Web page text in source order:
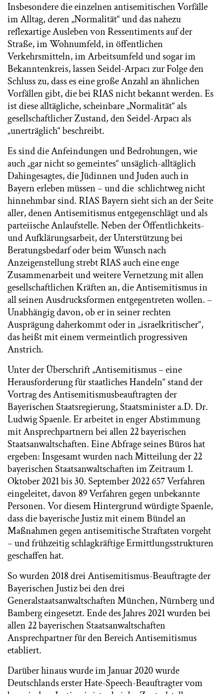
Insbesondere die einzelnen antisemitischen Vorfälle
im Alltag, deren „Normalität“ und das nahezu
reflexartige Ausleben von Ressentiments auf der
Straße, im Wohnumfeld, in öffentlichen
Verkehrsmitteln, im Arbeitsumfeld und sogar im
Bekanntenkreis, lassen Seidel-Arpacı zur Folge den
Schluss zu, dass es eine große Anzahl an ähnlichen
Vorfällen gibt, die bei RIAS nicht bekannt werden. Es
ist diese alltägliche, scheinbare „Normalität“ als
gesellschaftlicher Zustand, den Seidel-Arpacı als
„unerträglich“ beschreibt.
Es sind die Anfeindungen und Bedrohungen, wie
auch „gar nicht so gemeintes“ unsäglich-alltäglich
Dahingesagtes, die Jüdinnen und Juden auch in
Bayern erleben müssen – und die schlichtweg nicht
hinnehmbar sind. RIAS Bayern sieht sich an der Seite
aller, denen Antisemitismus entgegenschlägt und als
parteiische Anlaufstelle. Neben der Öffentlichkeits-
und Aufklärungsarbeit, der Unterstützung bei
Beratungsbedarf oder beim Wunsch nach
Anzeigenstellung strebt RIAS auch eine enge
Zusammenarbeit und weitere Vernetzung mit allen
gesellschaftlichen Kräften an, die Antisemitismus in
all seinen Ausdrucksformen entgegentreten wollen. –
Unabhängig davon, ob er in seiner rechten
Ausprägung daherkommt oder in „israelkritischer“,
das heißt mit einem vermeintlich progressiven
Anstrich.
Unter der Überschrift „Antisemitismus – eine
Herausforderung für staatliches Handeln“ stand der
Vortrag des Antisemitismusbeauftragten der
Bayerischen Staatsregierung, Staatsminister a.D. Dr.
Ludwig Spaenle. Er arbeitet in enger Abstimmung
mit Ansprechpartnern bei allen 22 bayerischen
Staatsanwaltschaften. Eine Abfrage seines Büros hat
ergeben: Insgesamt wurden nach Mitteilung der 22
bayerischen Staatsanwaltschaften im Zeitraum 1.
Oktober 2021 bis 30. September 2022 657 Verfahren
eingeleitet, davon 89 Verfahren gegen unbekannte
Personen. Vor diesem Hintergrund würdigte Spaenle,
dass die bayerische Justiz mit einem Bündel an
Maßnahmen gegen antisemitische Straftaten vorgeht
– und frühzeitig schlagkräftige Ermittlungsstrukturen
geschaffen hat.
So wurden 2018 drei Antisemitismus-Beauftragte der
Bayerischen Justiz bei den drei
Generalstaatsanwaltschaften München, Nürnberg und
Bamberg eingesetzt. Ende des Jahres 2021 wurden bei
allen 22 bayerischen Staatsanwaltschaften
Ansprechpartner für den Bereich Antisemitismus
etabliert.
Darüber hinaus wurde im Januar 2020 wurde
Deutschlands erster Hate-Speech-Beauftragter vom